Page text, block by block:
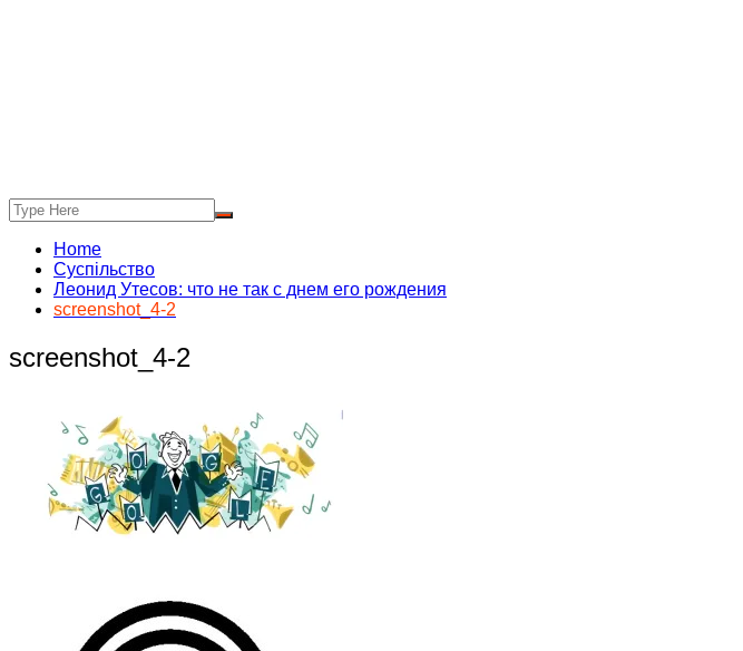
Home
Суспільство
Леонид Утесов: что не так с днем его рождения
screenshot_4-2
screenshot_4-2